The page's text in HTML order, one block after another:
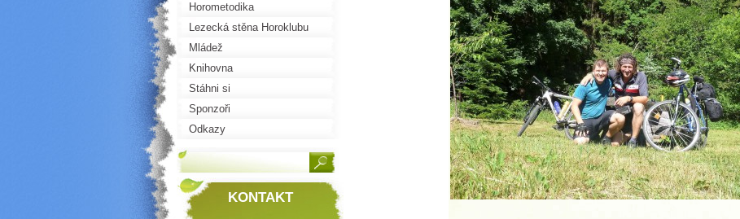
Horometodika
Lezecká stěna Horoklubu
Mládež
Knihovna
Stáhni si
Sponzoři
Odkazy
KONTAKT